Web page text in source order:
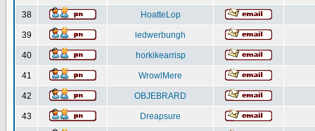
38 HoatteLop
39 ledwerbungh
40 horkikearrisp
41 WrowlMere
42 OBJEBRARD
43 Dreapsure